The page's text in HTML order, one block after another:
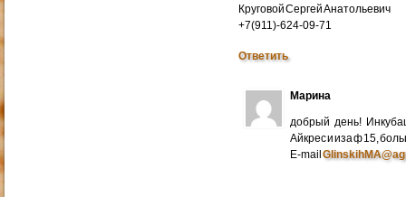
Круговой Сергей Анатольевич
+7(911)-624-09-71
Ответить
Марина
добрый день!
Айкрес и иза ф 15,
E-mail